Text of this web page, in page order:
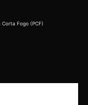
Fogo (PCF)